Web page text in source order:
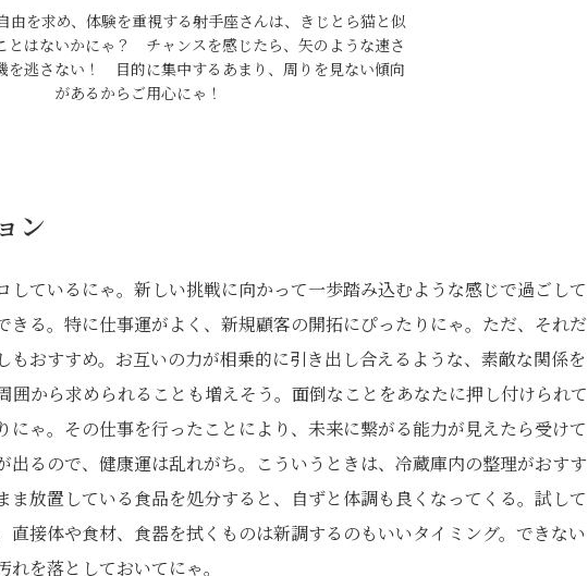
を求め、体験を重視する射手座さんは、きじとら猫と似
とはないかにゃ？ チャンスを感じたら、矢のような速さ
を逃さない！ 目的に集中するあまり、周りを見ない傾向
があるからご用心にゃ！
ン
ているにゃ。新しい挑戦に向かって一歩踏み込むような感じで過ごして
きる。特に仕事運がよく、新規顧客の開拓にぴったりにゃ。ただ、それだ
もおすすめ。お互いの力が相乗的に引き出し合えるような、素敵な関係を
囲から求められることも増えそう。面倒なことをあなたに押し付けられて
ゃ。その仕事を行ったことにより、未来に繋がる能力が見えたら受けて
出るので、健康運は乱れがち。こういうときは、冷蔵庫内の整理がおすす
ま放置している食品を処分すると、自ずと体調も良くなってくる。試して
接体や食材、食器を拭くものは新調するのもいいタイミング。できない
を落としておいてにゃ。